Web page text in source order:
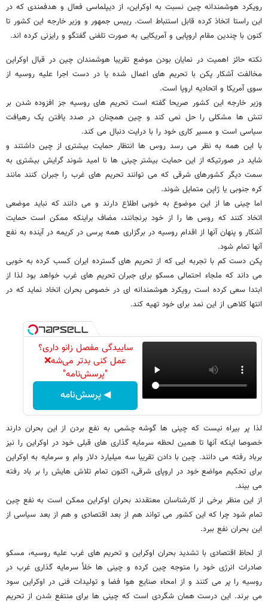
رویکرد هوشمندانه چین نسبت به اوکراین، از دیپلماسی فعال و هدفمندی که در
این راستا اتخاذ کرده قابل استنباط است. رییس جمهور و وزیر خارجه این کشور تا
کنون با چندین مقام اروپایی و آمریکایی به صورت تلفنی گفتگو و رایزنی کرده اند.
نکته حائز اهمیت در نمایان بودن موضع تقریبا هوشمندان چین در قبال اوکراین
مخالفت آشکار پکن با تحریم های اعمال شده یا در دست اجرا علیه روسیه از
سوی آمریکا و اتحادیه اروپا است.
وزیر خارجه این کشور صریحا گفته است تحریم های روسیه جز افزوده شدن بر
تنش ها مشکلی را حل نمی کند و چین همچنان در صدد یافتن یک رهیافت
سیاسی است و مسیر کاری خود را با درایت دنبال می کند.
با این همه به نظر می رسد روس ها انتظار حمایت بیشتری از چین داشتند و
شاید در صورتیکه از این حمایت بیشتر چینی ها نا امید شوند گرایش بیشتری به
سمت دیگر کشورهای شرقی که می توانند تحریم های غرب را جبران کنند مانند
کره جنوبی یا ژاپن متمایل شوند.
اما چینی ها از این موضوع به خوبی اطلاع دارند و می دانند که نباید موضعی
اتخاد کنند که روس ها را از خود برنجانند، مضاف براینکه ممکن است حمایت
آشکار و پنهان آنها از اقدام روسیه در برگزاری همه پرسی در کریمه در آینده به نفع
آنها تمام شود.
پکن دست کم با تجربه ایی که از تحریم های گسترده ایران کسب کرده به خوبی
می داند که ملجاء احتمالی مسکو برای جبران تحریم های غرب خواهد بود لذا از
ابتدا سعی کرده است رویکرد هوشمندانه ای در خصوص بحران اتخاد نماید که در
انتها کلاهی از این نمد برای خود تهیه کند.
ساییدگی مفصل زانو داری؟
عمل کنی بدتر می‌شه❌
"پرسش‌نامه"
◀ پرسش‌نامه
لذا پر بیراه نیست که چینی ها گوشه چشمی به نفع بردن از این بحران دارند
خصوصا اینکه آنها تا همین لحظه سرمایه گذاری های قبلی خود در اوکراین را نیز
برباد رفته می دانند. چین با دادن تقریبا سه میلیارد دلار وام و سرمایه به اوکراین
برای تحکیم مواضع خود در اروپای شرقی، اکنون تمام تلاش هایش را بر باد رفته
می بیند.
از این منظر برخی از کارشناسان معتقدند بحران اوکراین ممکن است به نفع چین
تمام شود چرا که این کشور می تواند هم از بعد اقتصادی و هم از بعد سیاسی از
این بحران نفع ببرد.
از لحاظ اقتصادی با تشدید بحران اوکراین و تحریم های غرب علیه روسیه، مسکو
صادرات انرژی خود را متوجه چین کرده و چینی ها خلأ سرمایه گذاری غرب در
روسیه را پر می کنند و از امحاء صنایع هوا فضا و تولیدات فنی در اوکراین سود
می برند. این درست همان شگردی است که چینی ها برای منتفع شدن از تحریم